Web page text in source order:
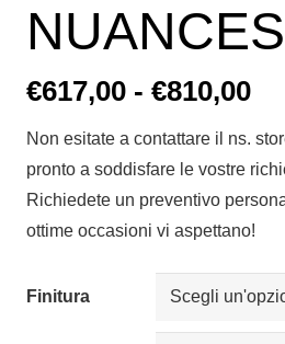
NUANCES
€617,00 - €810,00
da
a
Non esitate a contattare il ns.
pronto a soddisfare le vostre
Richiedete un preventivo
ottime occasioni vi aspettano!
Finitura